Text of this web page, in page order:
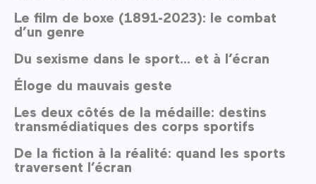
Le film de boxe (1891-2023): le combat
d’un genre
Du sexisme dans le sport… et à l’écran
Éloge du mauvais geste
Les deux côtés de la médaille: destins
transmédiatiques des corps sportifs
De la fiction à la réalité: quand les sports
traversent l’écran